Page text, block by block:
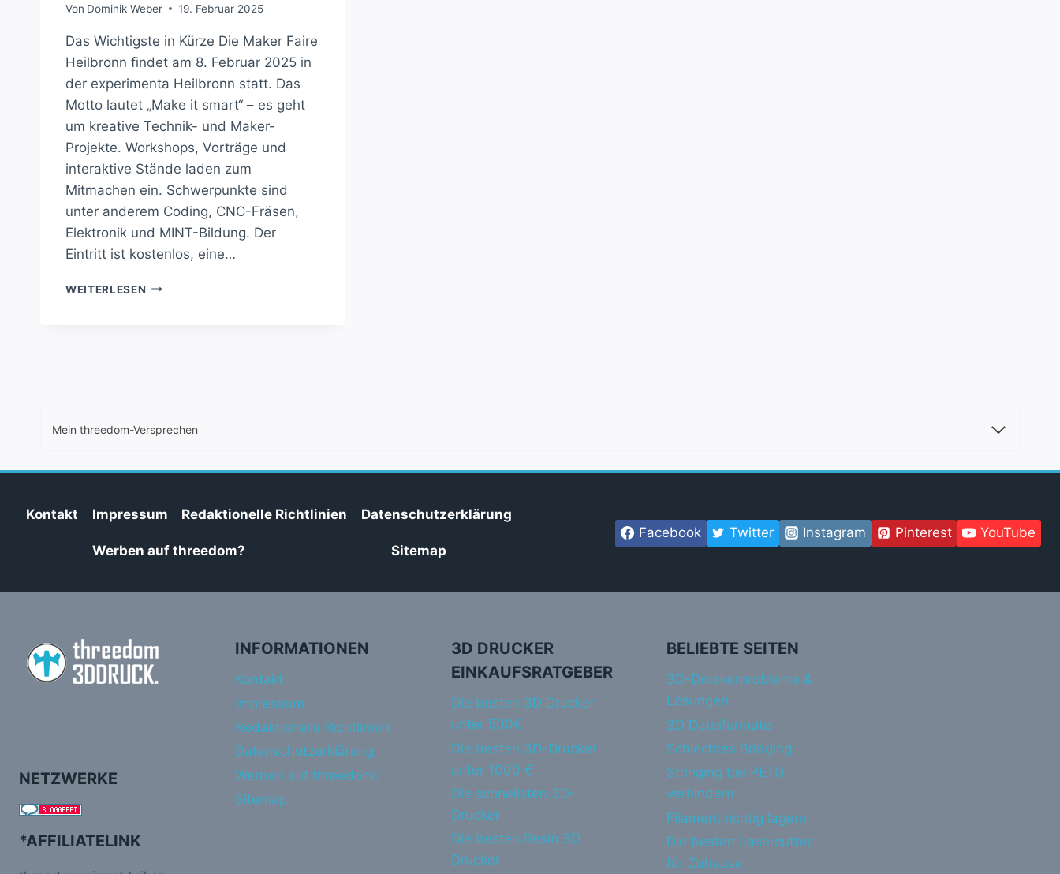
Von Dominik Weber 19. Februar 2025
Das Wichtigste in Kürze Die Maker Faire
Heilbronn findet am 8. Februar 2025 in
der experimenta Heilbronn statt. Das
Motto lautet „Make it smart“ – es geht
um kreative Technik- und Maker-
Projekte. Workshops, Vorträge und
interaktive Stände laden zum
Mitmachen ein. Schwerpunkte sind
unter anderem Coding, CNC-Fräsen,
Elektronik und MINT-Bildung. Der
Eintritt ist kostenlos, eine…
WEITERLESEN MAKER
Mein threedom-Versprechen
Kontakt Impressum Redaktionelle Richtlinien Datenschutzerklärung
Werben auf threedom? Sitemap
Facebook Twitter Instagram Pinterest YouTube
NETZWERKE
*AFFILIATELINK
INFORMATIONEN
Kontakt
Impressum
Redaktionelle Richtlinien
Datenschutzerklärung
Werben auf threedom?
Sitemap
3D DRUCKER
EINKAUFSRATGEBER
Die besten 3D Drucker
unter 500€
Die besten 3D-Drucker
unter 1000 €
Die schnellsten 3D-
Drucker
Die besten Resin 3D
Drucker
BELIEBTE SEITEN
3D-Druckerprobleme &
Lösungen
3D Dateiformate
Schlechtes Bridging
Stringing bei PETG
verhindern
Filament richtig lagern
Die besten Lasercutter
für Zuhause